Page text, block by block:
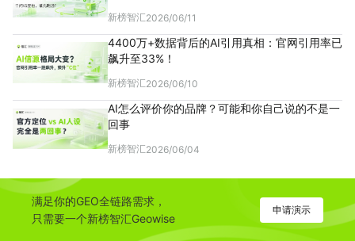
新榜智汇2026/06/11
4400万+数据背后的AI引用真相：官网引用率已
飙升至33%！
新榜智汇2026/06/10
AI怎么评价你的品牌？可能和你自己说的不是一
回事
新榜智汇2026/06/04
满足你的GEO全链路需求，
只需要一个新榜智汇Geowise
申请演示